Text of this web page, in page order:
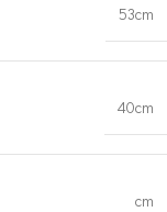
53cm
40cm
cm